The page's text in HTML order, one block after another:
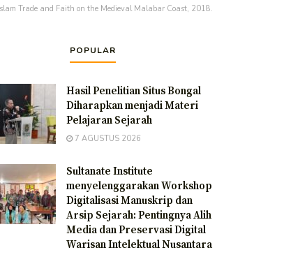
Trade and Faith on the Medieval Malabar Coast, 2018.
POPULAR
Hasil Penelitian Situs Bongal
Diharapkan menjadi Materi
Pelajaran Sejarah
7 AGUSTUS 2026
Sultanate Institute
menyelenggarakan Workshop
Digitalisasi Manuskrip dan
Arsip Sejarah: Pentingnya Alih
Media dan Preservasi Digital
Warisan Intelektual Nusantara